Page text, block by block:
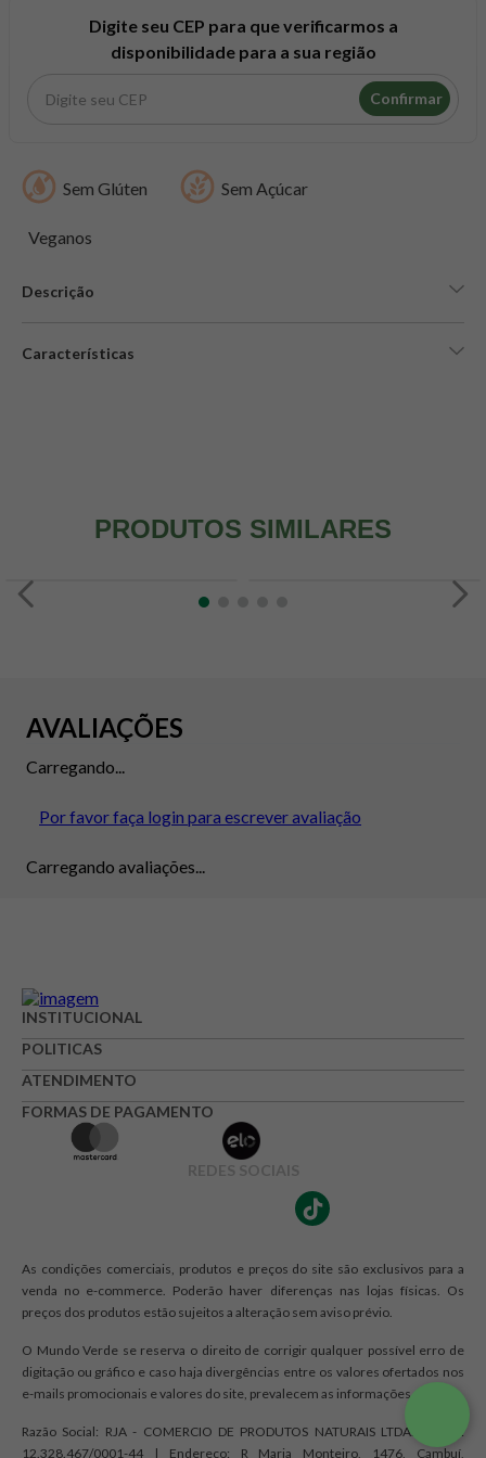
Digite seu CEP para que verificarmos a
disponibilidade para a sua região
Confirmar
Sem Glúten Sem Açúcar
Veganos
Descrição
Características
PRODUTOS SIMILARES
AVALIAÇÕES
Carregando...
Por favor faça login para escrever avaliação
Carregando avaliações...
INSTITUCIONAL
POLITICAS
ATENDIMENTO
FORMAS DE PAGAMENTO
REDES SOCIAIS
As condições comerciais, produtos e preços do site são exclusivos para a
venda no e-commerce. Poderão haver diferenças nas lojas físicas. Os
preços dos produtos estão sujeitos a alteração sem aviso prévio.
O Mundo Verde se reserva o direito de corrigir qualquer possível erro de
digitação ou gráfico e caso haja divergências entre os valores ofertados nos
e-mails promocionais e valores do site, prevalecem as informações do site.
Razão Social: RJA - COMERCIO DE PRODUTOS NATURAIS LTDA. | CNPJ:
12.328.467/0001-44 | Endereço: R Maria Monteiro, 1476, Cambuí,
psyllium